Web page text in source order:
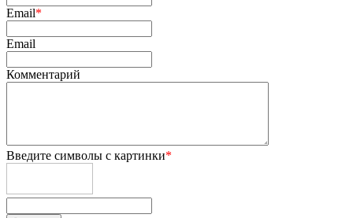
Email*
Email
Комментарий
Введите символы с картинки*